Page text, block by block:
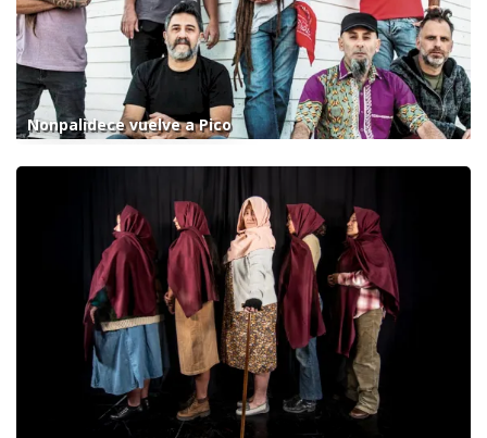
Nonpalidece vuelve a Pico